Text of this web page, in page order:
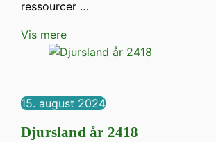
ressourcer …
Vis mere
15. august 2024
Djursland år 2418